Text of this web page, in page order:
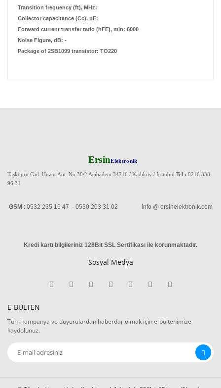
Transition frequency (ft), MHz:
Collector capacitance (Cc), pF:
Forward current transfer ratio (hFE), min: 6000
Noise Figure, dB: -
Package of 2SB1099 transistor: TO220
ErsinElektronik
Taşköprü Cad. Huzur Apt. No:30/2 Acıbadem 34716 / Kadıköy / Istanbul Tel : 0216 338
96 31
GSM : 0532 235 16 47 - 0530 203 31 02 info @ ersinelektronik.com
Kredi kartı bilgileriniz 128Bit SSL Sertifikası ile korunmaktadır.
Sosyal Medya
E-BÜLTEN
Tüm kampanya ve duyurulardan haberdar olmak için e-bültenimize
kaydolunuz.